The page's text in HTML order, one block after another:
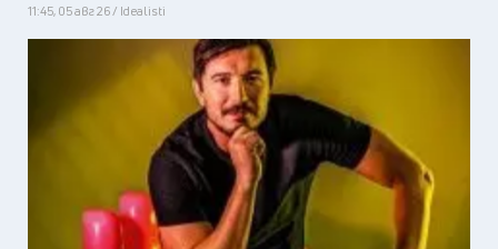
11:45, 05 авг 26 / Idealisti